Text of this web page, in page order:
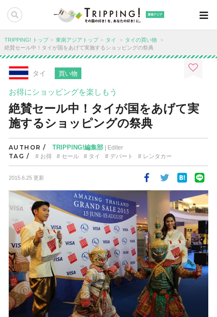
東南アジア
TRIPPING! トップ 東南アジアトップ タイ
タイの買い物
絶賛セール中！タイが国をあげて実施するショッピングの祭典
タイ 買い物
お得にショッピングを楽しもう
絶賛セール中！タイが国をあげて実
施するショッピングの祭典
AUTHOR / TRIPPING!編集部| Editer
TAG / お得 セール タイ デパート レンタカー
2015.6.25 更新